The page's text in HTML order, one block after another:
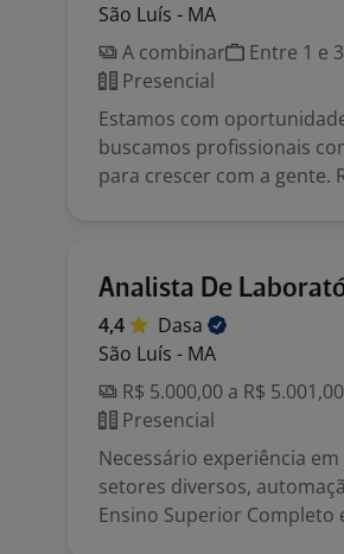
São Luís - MA
A combinar
Entre 1 e
Presencial
Estamos com
buscamos profissionais
para crescer com a gente.
Analista De
4,4
Dasa
São Luís - MA
R$ 5.000,00 a R$ 5.001,00
Presencial
Necessário experiência
setores diversos,
Ensino Superior Completo